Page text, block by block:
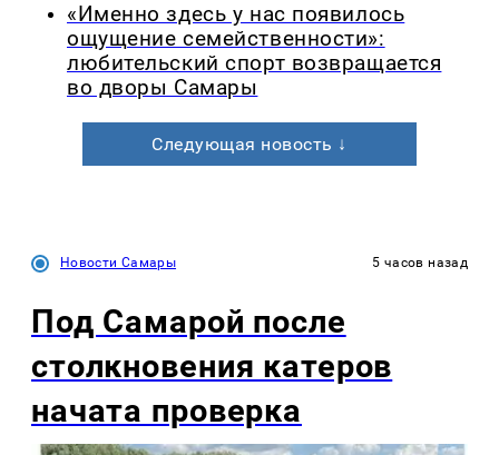
«Именно здесь у нас появилось
ощущение семейственности»:
любительский спорт возвращается
во дворы Самары
Следующая новость ↓
Новости Самары 5 часов назад
Под Самарой после
столкновения катеров
начата проверка